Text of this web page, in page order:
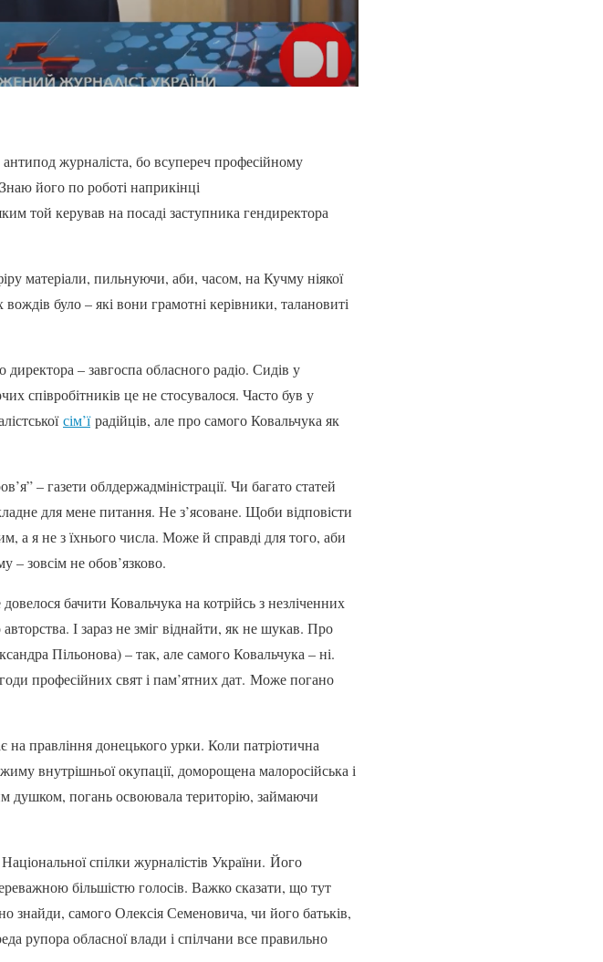
журналіста, бо всупереч професійному
його по роботі наприкінці
той керував на посаді заступника гендиректора
матеріали, пильнуючи, аби, часом, на Кучму ніякої
було – які вони грамотні керівники, талановиті
– завгоспа обласного радіо. Сидів у
співробітників це не стосувалося. Часто був у
сім’їрадійців, але про самого Ковальчука як
– газети облдержадміністрації. Чи багато статей
для мене питання. Не з’ясоване. Щоби відповісти
а я не з їхнього числа. Може й справді для того, аби
– зовсім не обов’язково.
бачити Ковальчука на котрійсь з незліченних
І зараз не зміг віднайти, як не шукав. Про
Пільонова) – так, але самого Ковальчука – ні.
професійних свят і пам’ятних дат. Може погано
правління донецького урки. Коли патріотична
внутрішньої окупації, доморощена малоросійська і
душком, погань освоювала територію, займаючи
спілки журналістів України. Його
більшістю голосів. Важко сказати, що тут
знайди, самого Олексія Семеновича, чи його батьків,
рупора обласної влади і спілчани все правильно